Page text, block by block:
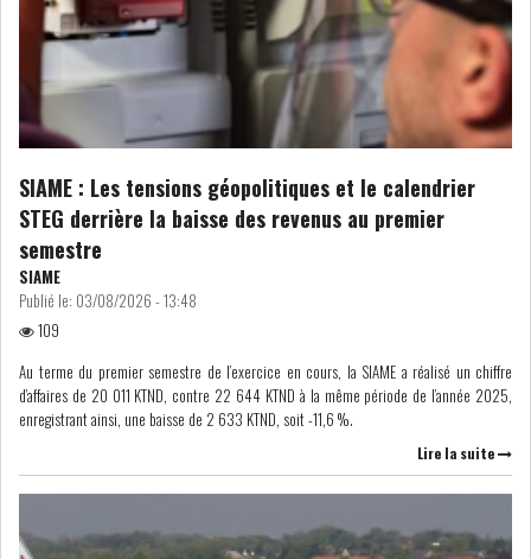
ANALYSE QUOTIDIENNE
HISTORIQUE DES ZOOMS
ARCHIVES DES COURS
HISTORIQUE ANALYSES HEBDOMADAIRES
SICAV
SIAME : Les tensions géopolitiques et le calendrier
STEG derrière la baisse des revenus au premier
semestre
SIAME
Publié le: 03/08/2026 - 13:48
109
Au terme du premier semestre de l’exercice en cours, la SIAME a réalisé un chiffre
d’affaires de 20 011 KTND, contre 22 644 KTND à la même période de l’année 2025,
enregistrant ainsi, une baisse de 2 633 KTND, soit -11,6 %.
Lire la suite